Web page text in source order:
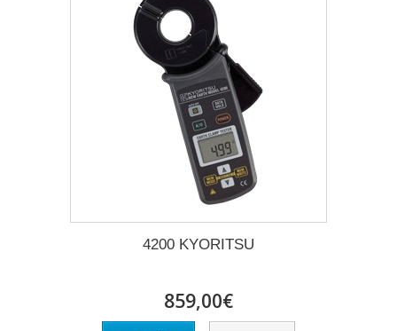
4200 KYORITSU
859,00€